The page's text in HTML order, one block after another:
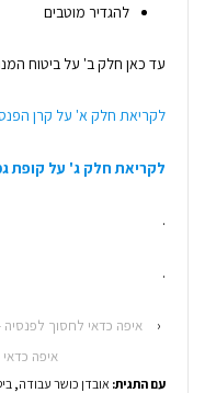
להגדיר מוטבים
עד כאן חלק ב' על ביטוח
לקריאת חלק א' על קרן
לקריאת חלק ג' על קופת
.
.
‹
איפה כדאי לחסוך
איפה
עם התגית: אובדן כושר עבודה,